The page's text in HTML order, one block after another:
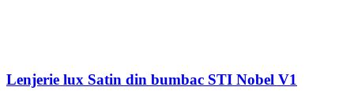
Lenjerie lux Satin din bumbac STI Nobel V1